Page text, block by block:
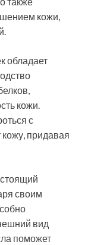
кожи,
обладает
кожи.
с
придавая
своим
вид
поможет